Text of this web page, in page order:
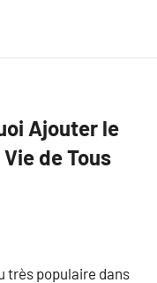
Ajouter le
de Tous
très populaire dans